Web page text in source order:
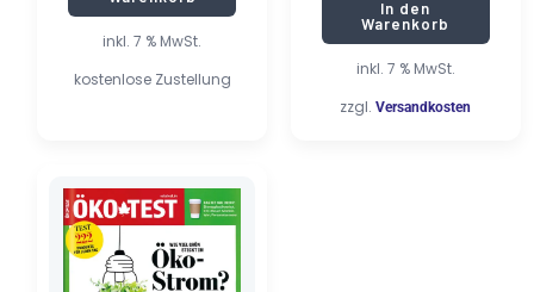
inkl. 7 % MwSt.
kostenlose Zustellung
inkl. 7 % MwSt.
zzgl.Versandkosten
In den
Warenkorb
Preis
war:
7,80 €
Preis
ist:
1,30 €.